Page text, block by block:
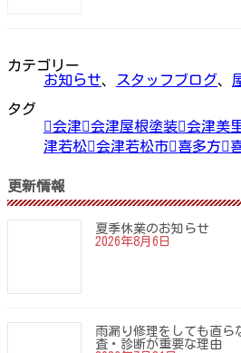
カテゴリー
お知らせ、 スタッフブログ、
タグ
会津
会津屋根塗装 会津美
津若松
会津若松市 喜多方
更新情報
夏季休業のお知らせ
2026年8月6日
雨漏り修理をしても直ら
査・診断が重要な理由